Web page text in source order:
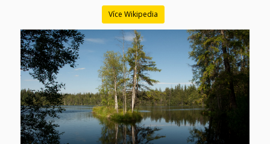
Více Wikipedia